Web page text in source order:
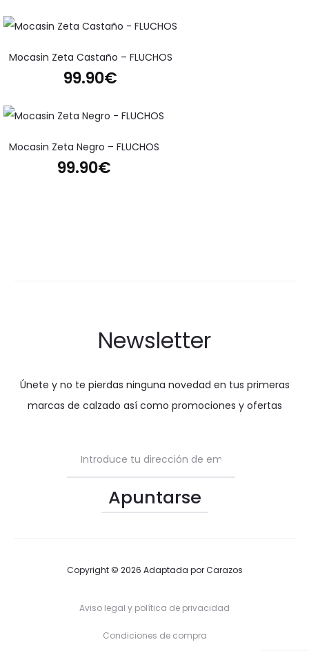
Mocasin Zeta Castaño – FLUCHOS
99.90€
Mocasin Zeta Negro – FLUCHOS
99.90€
Newsletter
Únete y no te pierdas ninguna novedad en tus primeras
marcas de calzado así como promociones y ofertas
Copyright © 2026 Adaptada porCarazos
Aviso legal y política de privacidad
Condiciones de compra